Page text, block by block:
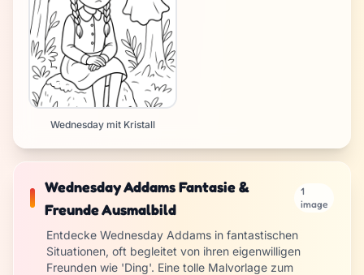
Wednesday mit Kristall
Wednesday Addams Fantasie &
Freunde Ausmalbild
1
image
Entdecke Wednesday Addams in fantastischen
Situationen, oft begleitet von ihren eigenwilligen
Freunden wie 'Ding'. Eine tolle Malvorlage zum